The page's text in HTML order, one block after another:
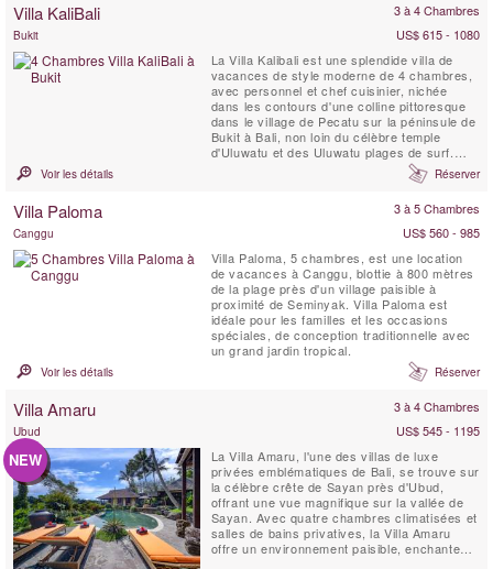
Villa KaliBali 3 à 4 Chambres
Bukit
US$ 615 - 1080
La Villa Kalibali est une splendide villa de
vacances de style moderne de 4 chambres,
avec personnel et chef cuisinier, nichée
dans les contours d'une colline pittoresque
dans le village de Pecatu sur la péninsule de
Bukit à Bali, non loin du célèbre temple
d'Uluwatu et des Uluwatu plages de surf.
Située dans un jardin spacieux, la Villa
KaliBali offre des vues panoramiques
grande partie de la côte ouest de Bali. Les
Voir les détails Réserver
Villa Paloma 3 à 5 Chambres
Canggu
US$ 560 - 985
Villa Paloma, 5 chambres, est une location
de vacances à Canggu, blottie à 800 mètres
de la plage près d'un village paisible à
proximité de Seminyak. Villa Paloma est
idéale pour les familles et les occasions
spéciales, de conception traditionnelle avec
un grand jardin tropical.
Voir les détails Réserver
Villa Amaru 3 à 4 Chambres
Ubud US$ 545 - 1195
NEW
La Villa Amaru, l'une des villas de luxe
privées emblématiques de Bali, se trouve sur
la célèbre crête de Sayan près d'Ubud,
offrant une vue magnifique sur la vallée de
Sayan. Avec quatre chambres climatisées et
salles de bains privatives, la Villa Amaru
offre un environnement paisible, enchanteur